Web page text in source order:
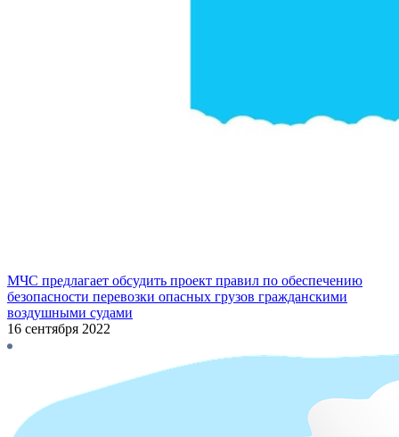
МЧС предлагает обсудить проект правил по обеспечению
безопасности перевозки опасных грузов гражданскими
воздушными судами
16 сентября 2022